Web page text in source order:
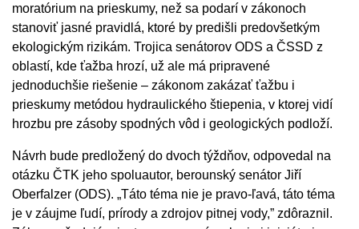
moratórium na prieskumy, než sa podarí v zákonoch
stanoviť jasné pravidlá, ktoré by predišli predovšetkým
ekologickým rizikám. Trojica senátorov ODS a ČSSD z
oblastí, kde ťažba hrozí, už ale má pripravené
jednoduchšie riešenie – zákonom zakázať ťažbu i
prieskumy metódou hydraulického štiepenia, v ktorej vidí
hrozbu pre zásoby spodných vôd i geologických podloží.
Návrh bude predložený do dvoch týždňov, odpovedal na
otázku ČTK jeho spoluautor, berounský senátor Jiří
Oberfalzer (ODS). „Táto téma nie je pravo-ľavá, táto téma
je v záujme ľudí, prírody a zdrojov pitnej vody,” zdôraznil.